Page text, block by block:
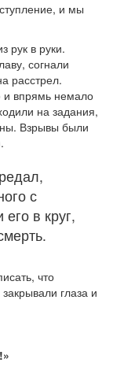
и мы
рук в руки.
согнали
расстрел.
и впрямь немало
на задания,
Взрывы были
с
в круг,
что
глаза и